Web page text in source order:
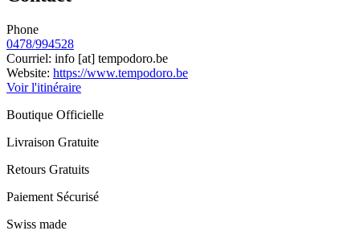
Phone
0478/994528
Courriel: info [at] tempodoro.be
Website: https://www.tempodoro.be
Voir l'itinéraire
Boutique Officielle
Livraison Gratuite
Retours Gratuits
Paiement Sécurisé
Swiss made